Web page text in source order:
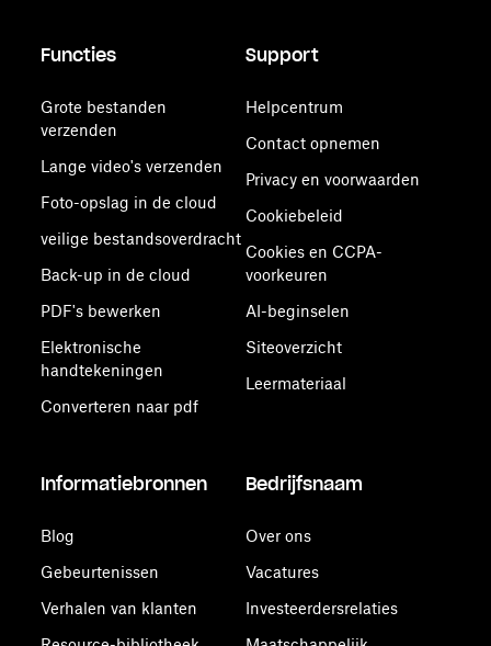
Functies
Grote bestanden
verzenden
Lange video's verzenden
Foto-opslag in de cloud
veilige bestandsoverdracht
Back-up in de cloud
PDF's bewerken
Elektronische
handtekeningen
Converteren naar pdf
Support
Helpcentrum
Contact opnemen
Privacy en voorwaarden
Cookiebeleid
Cookies en CCPA-
voorkeuren
AI-beginselen
Siteoverzicht
Leermateriaal
Informatiebronnen
Blog
Gebeurtenissen
Verhalen van klanten
Bedrijfsnaam
Over ons
Vacatures
Investeerdersrelaties